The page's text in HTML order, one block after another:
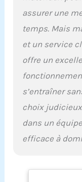
assurer une
temps. Mais
et un service
offre un
s’entraîner
choix
dans un
efficace à